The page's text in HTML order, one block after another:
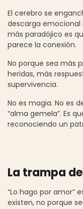
El cerebro se
descarga emocional
más paradójico es
parece la conexión.
No porque sea más
heridas, más
supervivencia.
No es magia. No es
“alma gemela”. Es
reconociendo un
La trampa
“Lo hago por amor”
existen, no porque